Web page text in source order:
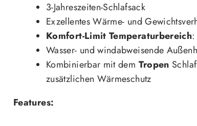
3-Jahreszeiten-Schlafsack
Exzellentes Wärme- und
Komfort-Limit Temperaturbereich:
Wasser- und windabweisende
Kombinierbar mit dem Tropen
zusätzlichen Wärmeschutz
Features: